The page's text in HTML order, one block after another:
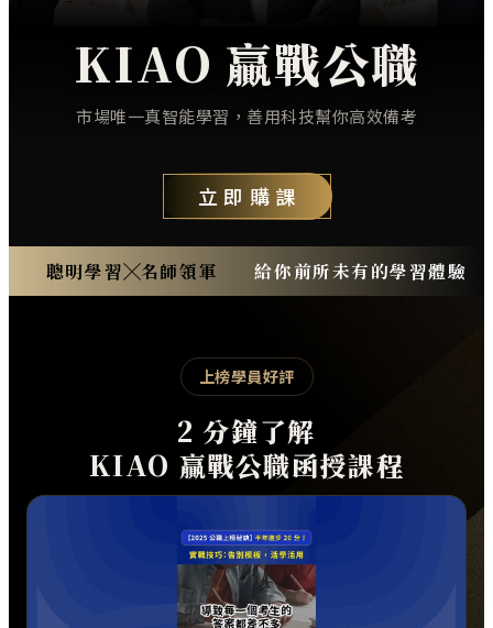
KIAO 贏戰公職
市場唯一真智能學習，善用科技幫你高效備考
立即購課
聰明學習 名師領軍 給你前所未有的學習體驗
上榜學員好評
2 分鐘了解
KIAO 贏戰公職函授課程